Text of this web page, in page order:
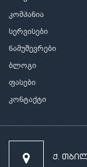
კომპანია
სერვისები
ნამუშევრები
ბლოგი
ფასები
კონტაქტი
ქ.